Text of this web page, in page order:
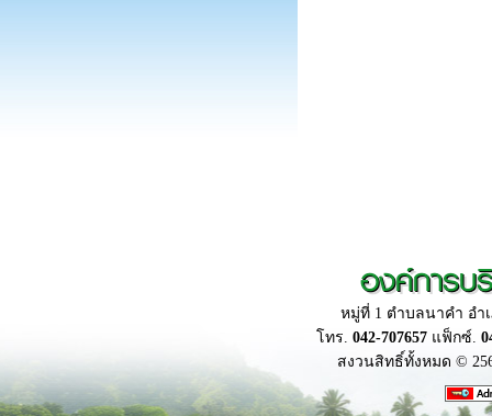
องค์การบ
หมู่ที่ 1 ตำบลนาคำ อำ
โทร. 042-707657 แฟ็กซ์.
สงวนสิทธิ์ทั้งหมด ©